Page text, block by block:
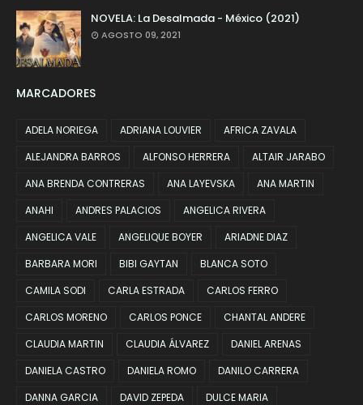
NOVELA: La Desalmada - México (2021)
AGOSTO 09, 2021
MARCADORES
ADELA NORIEGA ADRIANA LOUVIER
AFRICA ZAVALA
ALEJANDRA BARROS
ALFONSO HERRERA
ALTAIR JARABO
ANA BRENDA CONTRERAS
ANA LAYEVSKA
ANA MARTIN
ANAHI
ANDRES PALACIOS
ANGELICA RIVERA
ANGELICA VALE
ANGELIQUE BOYER
ARIADNE DIAZ
BARBARA MORI
BIBI GAYTAN
BLANCA SOTO
CAMILA SODI
CARLA ESTRADA
CARLOS FERRO
CARLOS MORENO
CARLOS PONCE
CHANTAL ANDERE
CLAUDIA MARTIN
CLAUDIA ÁLVAREZ
DANIEL ARENAS
DANIELA CASTRO
DANIELA ROMO
DANILO CARRERA
DANNA GARCIA
DAVID ZEPEDA
DULCE MARIA